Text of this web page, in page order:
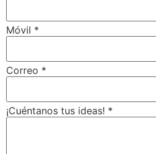
Móvil *
Correo *
¡Cuéntanos tus ideas! *